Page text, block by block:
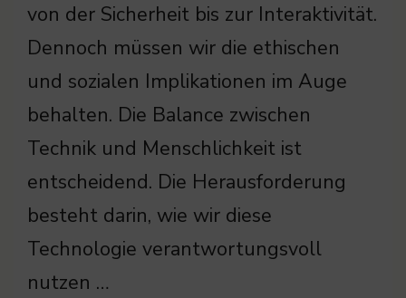
von der Sicherheit bis zur Interaktivität.
Dennoch müssen wir die ethischen
und sozialen Implikationen im Auge
behalten. Die Balance zwischen
Technik und Menschlichkeit ist
entscheidend. Die Herausforderung
besteht darin, wie wir diese
Technologie verantwortungsvoll
nutzen …